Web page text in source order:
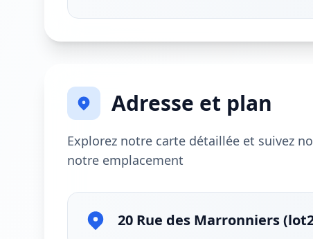
Adresse et plan
Explorez notre carte détaillée et suivez
notre emplacement
20 Rue des Marronniers